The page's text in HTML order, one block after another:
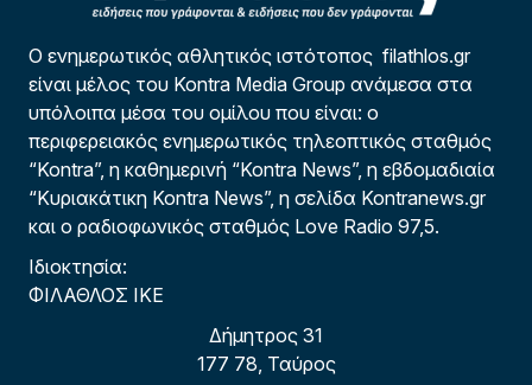
Ο ενημερωτικός αθλητικός ιστότοπος filathlos.gr
είναι μέλος του Kontra Media Group ανάμεσα στα
υπόλοιπα μέσα του ομίλου που είναι: ο
περιφερειακός ενημερωτικός τηλεοπτικός σταθμός
“Kontra”, η καθημερινή “Kontra News”, η εβδομαδιαία
“Κυριακάτικη Kontra News”, η σελίδα Kontranews.gr
και ο ραδιοφωνικός σταθμός Love Radio 97,5.
Ιδιοκτησία:
ΦΙΛΑΘΛΟΣ ΙΚΕ
Δήμητρος 31
177 78, Ταύρος